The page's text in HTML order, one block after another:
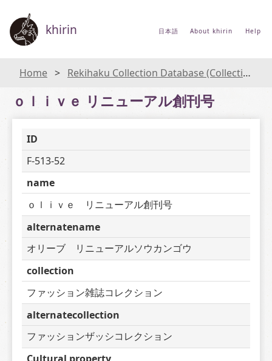
khirin 日本語 About khirin Help
Home Rekihaku Collection Database (Collections Database of the National Museum of Japanese History)
ｏｌｉｖｅ リニューアル創刊号
ID
F-513-52
name
ｏｌｉｖｅ　リニューアル創刊号
alternatename
オリーブ　リニューアルソウカンゴウ
collection
ファッション雑誌コレクション
alternatecollection
ファッションザッシコレクション